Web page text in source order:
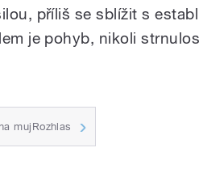
příliš se sblížit s
je pohyb, nikoli
mujRozhlas